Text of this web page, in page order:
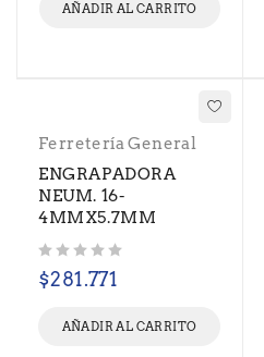
AÑADIR AL CARRITO
Ferretería General
ENGRAPADORA
NEUM. 16-
4MMX5.7MM
$281.771
AÑADIR AL CARRITO